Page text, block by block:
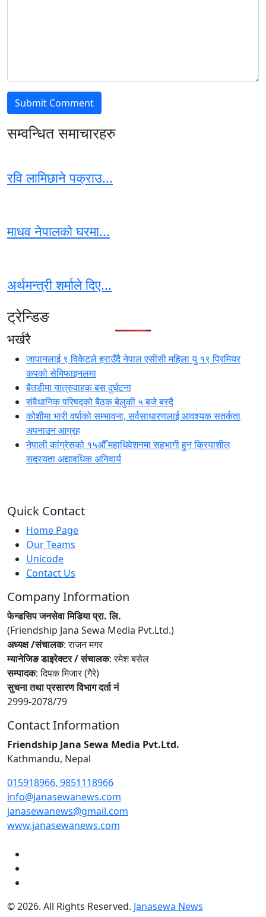
सम्वन्धित समाचारहरु
रवि लामिछाने पक्राउ...
माधव नेपालको घरमा...
अर्थमन्त्री शर्माले दिए...
ट्रेन्डिङ
भर्खरै
जापानलाई ९ विकेटले हराउँदै नेपाल एसीसी महिला यु १९ प्रिमियर
कपको सेमिफाइनलमा
बैतडीमा यात्रुवाहक बस दुर्घटना
संवैधानिक परिषद्को बैठक बेलुकी ५ बजे बस्दै
कोशीमा भारी वर्षाको सम्भावना, सर्वसाधारणलाई आवश्यक सतर्कता
अपनाउन आग्रह
नेपाली कांग्रेसको १५औँ महाधिवेशनमा सहभागी हुन क्रियाशील
सदस्यता अद्यावधिक अनिवार्य
Quick Contact
Home Page
Our Teams
Unicode
Contact Us
Company Information
फेन्डसिप जनसेवा मिडिया प्रा. लि.
(Friendship Jana Sewa Media Pvt.Ltd.)
अध्यक्ष /संचालक: राजन मगर
म्यानेजिङ डाइरेक्टर / संचालक: रमेश बसेल
सम्पादक: दिपक मिजार (गैरे)
सुचना तथा प्रसारण विभाग दर्ता नं
2999-2078/79
Contact Information
Friendship Jana Sewa Media Pvt.Ltd.
Kathmandu, Nepal
015918966, 9851118966
info@janasewanews.com
janasewanews@gmail.com
www.janasewanews.com
© 2026. All Rights Reserved. Janasewa News